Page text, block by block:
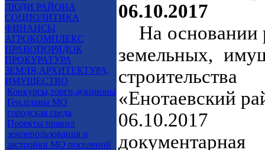
ЛЮДИ РАЙОНА
СОЦПОЛИТИКА
ФИНАНСЫ
АГРОКОМПЛЕКС
ПРАВОПОРЯДОК
ПРОКУРАТУРА
ЗЕМЛЯ,АРХИТЕКТУРА,
ИМУЩЕСТВО
Конкурсы,торги,аукционы
Ген.планы МО
городская среда
Проекты правил
землепользования и
застройки МО поселений
06.10.2017
На основании
земельных,
«Енотаевский
06.10.2017